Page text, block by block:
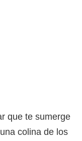
que te sumerge
colina de los